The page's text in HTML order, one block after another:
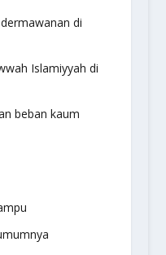
di
Islamiyyah di
beban kaum